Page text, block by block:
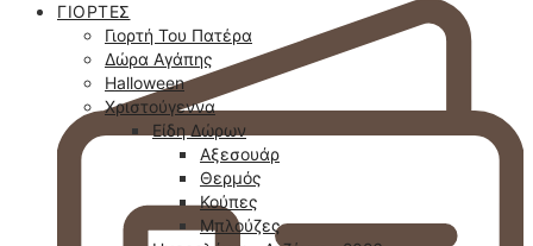
ΓΙΟΡΤΈΣ
Γιορτή Του Πατέρα
Δώρα Αγάπης
Halloween
Χριστούγεννα
Είδη Δώρων
Αξεσουάρ
Θερμός
Κούπες
Μπλούζες